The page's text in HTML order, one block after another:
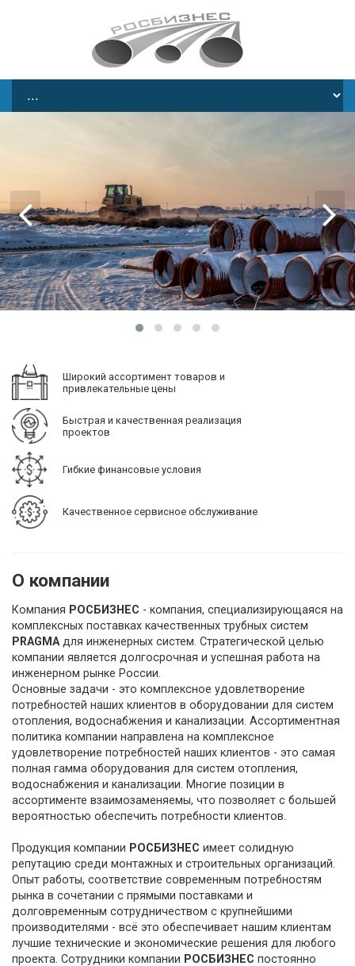
Широкий ассортимент товаров и
привлекательные цены
Быстрая и качественная реализация
проектов
Гибкие финансовые условия
Качественное сервисное обслуживание
О компании
Компания РОСБИЗНЕС - компания, специализирующаяся на
комплексных поставках качественных трубных систем
PRAGMA для инженерных систем. Стратегической целью
компании является долгосрочная и успешная работа на
инженерном рынке России.
Основные задачи - это комплексное удовлетворение
потребностей наших клиентов в оборудовании для систем
отопления, водоснабжения и канализации. Ассортиментная
политика компании направлена на комплексное
удовлетворение потребностей наших клиентов - это самая
полная гамма оборудования для систем отопления,
водоснабжения и канализации. Многие позиции в
ассортименте взаимозаменяемы, что позволяет с большей
вероятностью обеспечить потребности клиентов.
Продукция компании РОСБИЗНЕС имеет солидную
репутацию среди монтажных и строительных организаций.
Опыт работы, соответствие современным потребностям
рынка в сочетании с прямыми поставками и
долговременным сотрудничеством с крупнейшими
производителями - всё это обеспечивает нашим клиентам
лучшие технические и экономические решения для любого
проекта. Сотрудники компании РОСБИЗНЕС постоянно